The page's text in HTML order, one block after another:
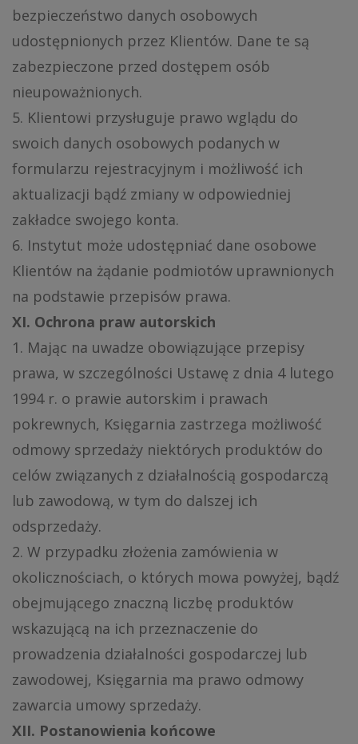
bezpieczeństwo danych osobowych
udostępnionych przez Klientów. Dane te są
zabezpieczone przed dostępem osób
nieupoważnionych.
5. Klientowi przysługuje prawo wglądu do
swoich danych osobowych podanych w
formularzu rejestracyjnym i możliwość ich
aktualizacji bądź zmiany w odpowiedniej
zakładce swojego konta.
6. Instytut może udostępniać dane osobowe
Klientów na żądanie podmiotów uprawnionych
na podstawie przepisów prawa.
XI. Ochrona praw autorskich
1. Mając na uwadze obowiązujące przepisy
prawa, w szczególności Ustawę z dnia 4 lutego
1994 r. o prawie autorskim i prawach
pokrewnych, Księgarnia zastrzega możliwość
odmowy sprzedaży niektórych produktów do
celów związanych z działalnością gospodarczą
lub zawodową, w tym do dalszej ich
odsprzedaży.
2. W przypadku złożenia zamówienia w
okolicznościach, o których mowa powyżej, bądź
obejmującego znaczną liczbę produktów
wskazującą na ich przeznaczenie do
prowadzenia działalności gospodarczej lub
zawodowej, Księgarnia ma prawo odmowy
zawarcia umowy sprzedaży.
XII. Postanowienia końcowe